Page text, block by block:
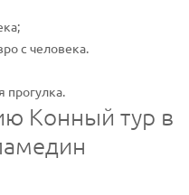
с человека.
прогулка.
Конный тур в